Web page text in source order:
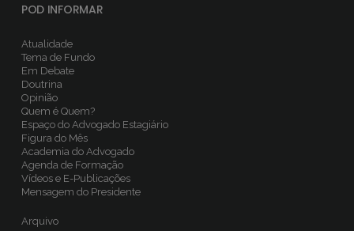
POD INFORMAR
Atualidade
Tema de Fundo
Em Debate
Doutrina
Opinião
Quem é Quem?
Espaço do Advogado Estagiário
Figura do Mês
Academia do Advogado
Agenda de Formação
Vídeos e E-Publicações
Mensagem do Presidente
Arquivo